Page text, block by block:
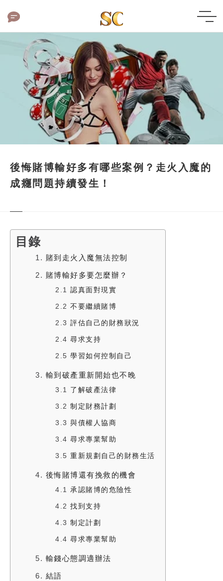
後悔賭博輸好多有哪些案例？走火入魔的
成癮問題持續發生！
目錄
1. 賭到走火入魔無法控制
2. 賭博輸好多要怎麼辦？
2.1 認真面對現實
2.2 不要繼續賭博
2.3 評估自己的財務狀況
2.4 尋求支持
2.5 學習如何控制自己
3. 輸到破產重新開始也不晚
3.1 了解破產法律
3.2 制定財務計劃
3.3 與債權人協商
3.4 尋求專業幫助
3.5 重新規劃自己的財務生活
4. 後悔賭博還有挽救的機會
4.1 承認賭博的危險性
4.2 找到支持
4.3 制定計劃
4.4 尋求專業幫助
5. 輸錢心態調適辦法
6. 結語